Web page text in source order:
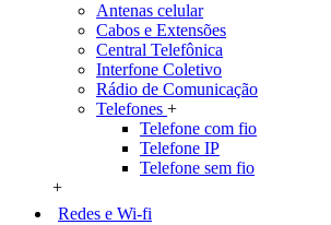
Antenas celular
Cabos e Extensões
Central Telefônica
Interfone Coletivo
Rádio de Comunicação
Telefones +
Telefone com fio
Telefone IP
Telefone sem fio
+
Redes e Wi-fi